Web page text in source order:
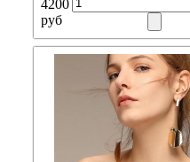
4200
руб